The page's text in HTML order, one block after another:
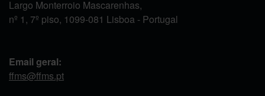
Largo Monterroio Mascarenhas,
nº 1, 7º piso, 1099-081 Lisboa - Portugal
Email geral:
ffms@ffms.pt